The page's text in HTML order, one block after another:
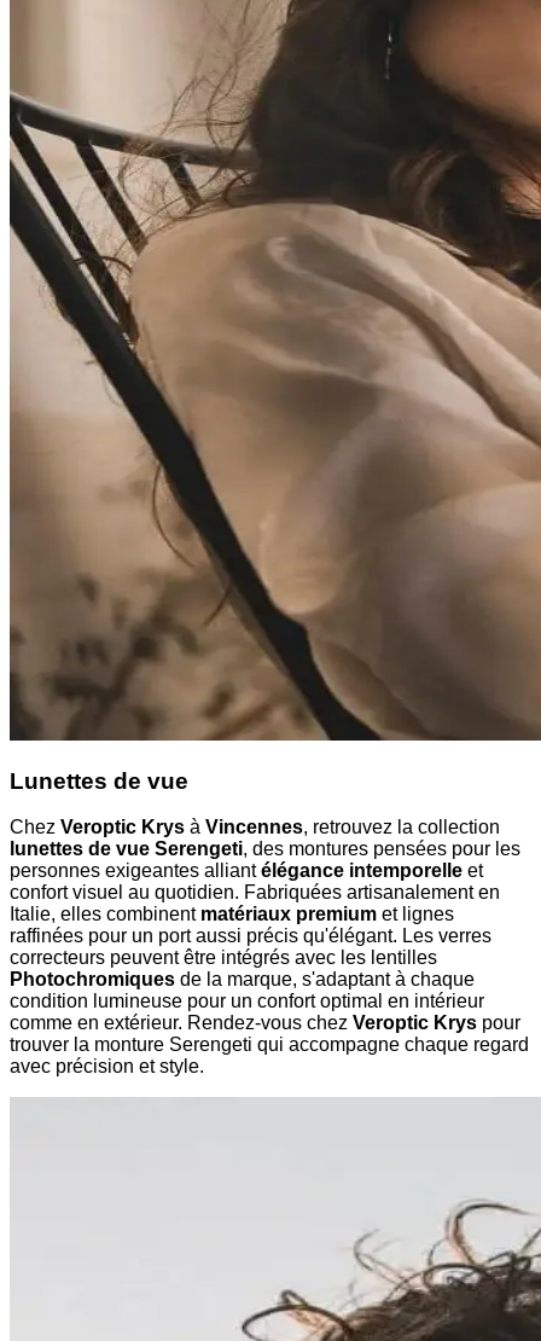
Lunettes de vue
Chez Veroptic Krys à Vincennes, retrouvez la collection
lunettes de vue Serengeti, des montures pensées pour les
personnes exigeantes alliantélégance intemporelle et
confort visuel au quotidien. Fabriquées artisanalement en
Italie, elles combinent matériaux premium et lignes
raffinées pour un port aussi précis qu'élégant. Les verres
correcteurs peuvent être intégrés avec les lentilles
Photochromiques de la marque, s'adaptant à chaque
condition lumineuse pour un confort optimal en intérieur
comme en extérieur. Rendez-vous chez Veroptic Krys pour
trouver la monture Serengeti qui accompagne chaque regard
avec précision et style.